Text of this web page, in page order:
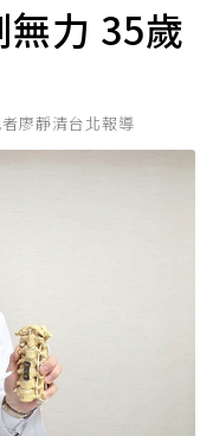
力 35歲
廖靜清台北報導